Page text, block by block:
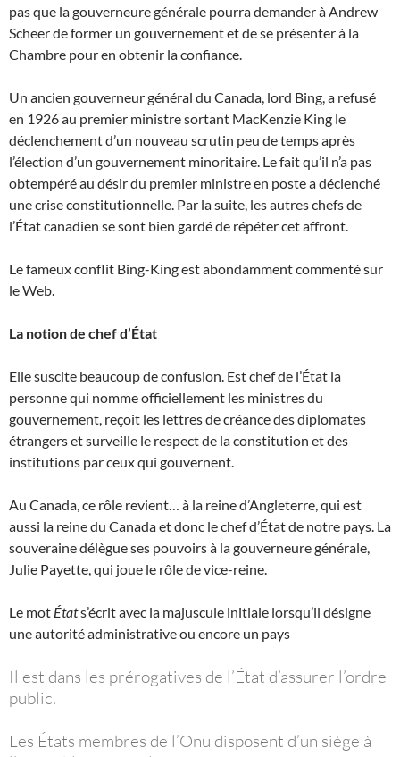
pas que la gouverneure générale pourra demander à Andrew
Scheer de former un gouvernement et de se présenter à la
Chambre pour en obtenir la confiance.
Un ancien gouverneur général du Canada, lord Bing, a refusé
en 1926 au premier ministre sortant MacKenzie King le
déclenchement d’un nouveau scrutin peu de temps après
l’élection d’un gouvernement minoritaire. Le fait qu’il n’a pas
obtempéré au désir du premier ministre en poste a déclenché
une crise constitutionnelle. Par la suite, les autres chefs de
l’État canadien se sont bien gardé de répéter cet affront.
Le fameux conflit Bing-King est abondamment commenté sur
le Web.
La notion de chef d’État
Elle suscite beaucoup de confusion. Est chef de l’État la
personne qui nomme officiellement les ministres du
gouvernement, reçoit les lettres de créance des diplomates
étrangers et surveille le respect de la constitution et des
institutions par ceux qui gouvernent.
Au Canada, ce rôle revient… à la reine d’Angleterre, qui est
aussi la reine du Canada et donc le chef d’État de notre pays. La
souveraine délègue ses pouvoirs à la gouverneure générale,
Julie Payette, qui joue le rôle de vice-reine.
Le mot États’écrit avec la majuscule initiale lorsqu’il désigne
une autorité administrative ou encore un pays
Il est dans les prérogatives de l’État d’assurer l’ordre
public.
Les États membres de l’Onu disposent d’un siège à